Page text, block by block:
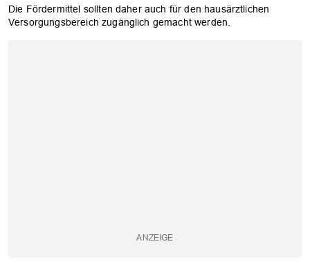
Die Fördermittel sollten daher auch für den hausärztlichen
Versorgungsbereich zugänglich gemacht werden.